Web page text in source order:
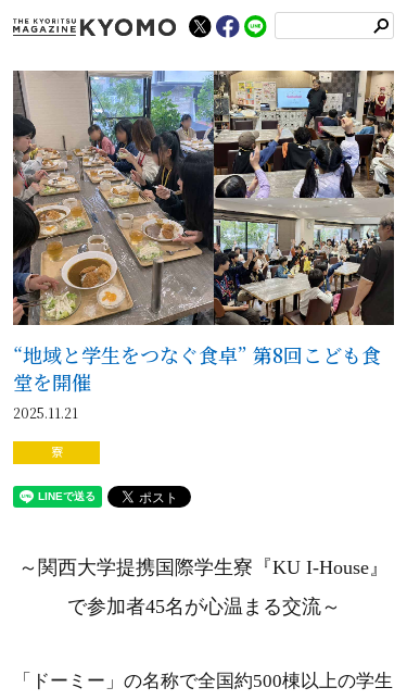
“地域と学生をつなぐ食卓” 第8回こども食
堂を開催
2025.11.21
寮
～関西大学提携国際学生寮『KU I-House』
で参加者45名が心温まる交流～
「ドーミー」の名称で全国約500棟以上の学生